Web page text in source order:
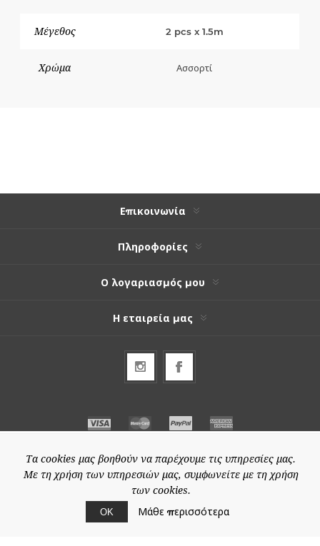
Μέγεθος 2 pcs x 1.5m
Χρώμα Ασσορτί
Επικοινωνία
Πληροφορίες
Ο λογαριασμός μου
Η εταιρεία μας
© 2026 Special-price.gr
Τα cookies μας βοηθούν να παρέχουμε τις υπηρεσίες μας.
Με τη χρήση των υπηρεσιών μας, συμφωνείτε με τη χρήση
των cookies.
ΟΚ
Μάθε περισσότερα